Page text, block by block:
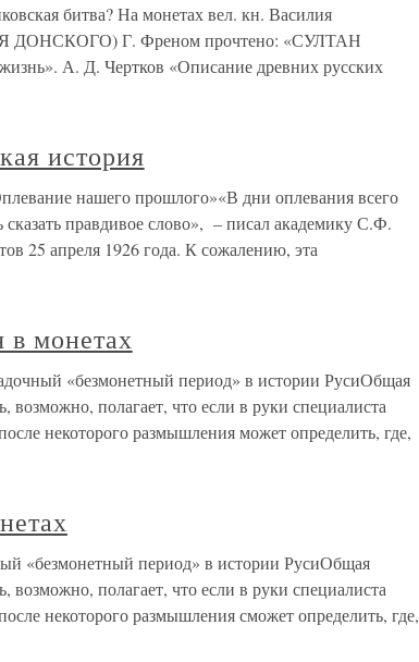
битва? На монетах вел. кн. Василия
ДОНСКОГО) Г. Френом прочтено: «СУЛТАН
А. Д. Чертков «Описание древних русских
история
нашего прошлого»«В дни оплевания всего
правдивое слово», – писал академику С.Ф.
25 апреля 1926 года. К сожалению, эта
в монетах
«безмонетный период» в истории РусиОбщая
возможно, полагает, что если в руки специалиста
некоторого размышления может определить, где,
«безмонетный период» в истории РусиОбщая
возможно, полагает, что если в руки специалиста
некоторого размышления сможет определить, где,